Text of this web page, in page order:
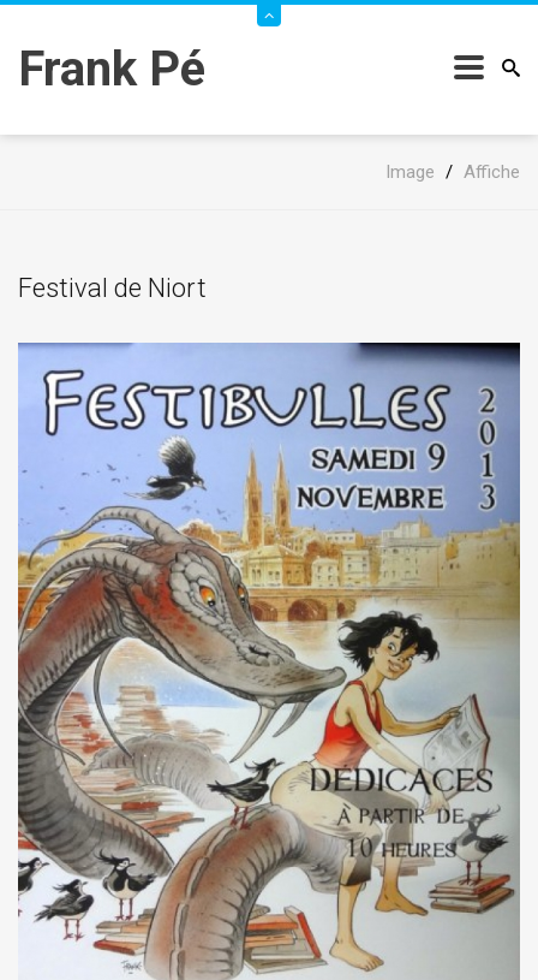
Frank Pé
Image / Affiche
Festival de Niort